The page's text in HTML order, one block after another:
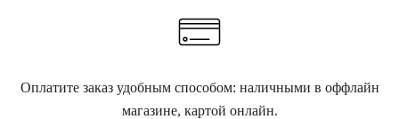
Оплатите заказ удобным способом: наличными в оффлайн
магазине, картой онлайн.